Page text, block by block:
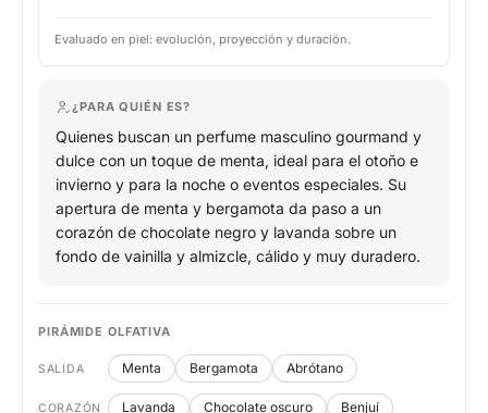
Evaluado en piel: evolución, proyección y duración.
¿PARA QUIÉN ES?
Quienes buscan un perfume masculino gourmand y
dulce con un toque de menta, ideal para el otoño e
invierno y para la noche o eventos especiales. Su
apertura de menta y bergamota da paso a un
corazón de chocolate negro y lavanda sobre un
fondo de vainilla y almizcle, cálido y muy duradero.
PIRÁMIDE OLFATIVA
SALIDA Menta Bergamota Abrótano
CORAZÓN Lavanda Chocolate oscuro Benjuí